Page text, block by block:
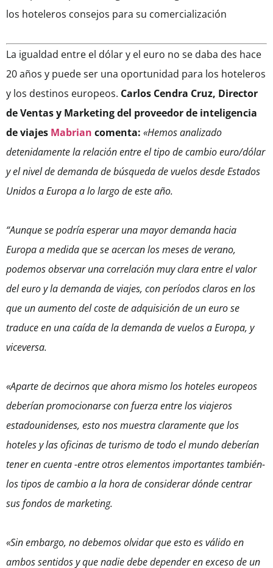
los hoteleros consejos para su comercialización
La igualdad entre el dólar y el euro no se daba des hace
20 años y puede ser una oportunidad para los hoteleros
y los destinos europeos. Carlos Cendra Cruz, Director
de Ventas y Marketing del proveedor de inteligencia
de viajes Mabrian comenta: «Hemos analizado
detenidamente la relación entre el tipo de cambio euro/dólar
y el nivel de demanda de búsqueda de vuelos desde Estados
Unidos a Europa a lo largo de este año.
“Aunque se podría esperar una mayor demanda hacia
Europa a medida que se acercan los meses de verano,
podemos observar una correlación muy clara entre el valor
del euro y la demanda de viajes, con períodos claros en los
que un aumento del coste de adquisición de un euro se
traduce en una caída de la demanda de vuelos a Europa, y
viceversa.
«Aparte de decirnos que ahora mismo los hoteles europeos
deberían promocionarse con fuerza entre los viajeros
estadounidenses, esto nos muestra claramente que los
hoteles y las oficinas de turismo de todo el mundo deberían
tener en cuenta -entre otros elementos importantes también-
los tipos de cambio a la hora de considerar dónde centrar
sus fondos de marketing.
«Sin embargo, no debemos olvidar que esto es válido en
ambos sentidos y que nadie debe depender en exceso de un